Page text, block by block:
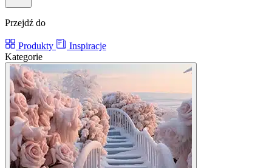
Przejdź do
Produkty
Inspiracje
Kategorie